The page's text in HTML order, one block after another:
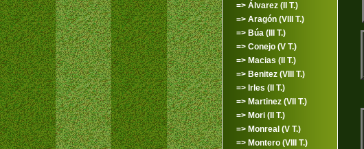
=> Álvarez (II T.)
=> Aragón (VIII T.)
=> Búa (III T.)
=> Conejo (V T.)
=> Macias (II T.)
=> Benitez (VIII T.)
=> Irles (II T.)
=> Martinez (VII T.)
=> Mori (II T.)
=> Monreal (V T.)
=> Montero (VIII T.)